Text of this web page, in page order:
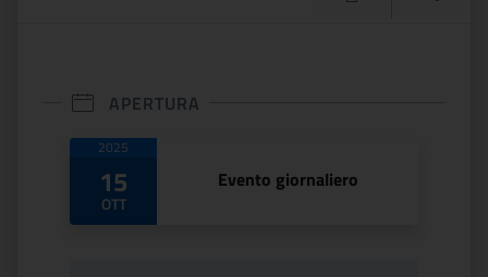
APERTURA
Date di apertura
2025
15
OTT
Evento giornaliero